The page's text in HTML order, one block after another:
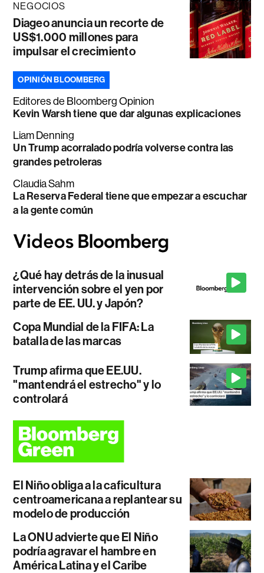
NEGOCIOS
Diageo anuncia un recorte de
US$1.000 millones para
impulsar el crecimiento
OPINIÓN BLOOMBERG
Editores de Bloomberg Opinion
Kevin Warsh tiene que dar algunas explicaciones
Liam Denning
Un Trump acorralado podría volverse contra las
grandes petroleras
Claudia Sahm
La Reserva Federal tiene que empezar a escuchar
a la gente común
¿Qué hay detrás de la inusual
intervención sobre el yen por
parte de EE. UU. y Japón?
Copa Mundial de la FIFA: La
batalla de las marcas
Trump afirma que EE.UU.
"mantendrá el estrecho" y lo
controlará
El Niño obliga a la caficultura
centroamericana a replantear su
modelo de producción
La ONU advierte que El Niño
podría agravar el hambre en
América Latina y el Caribe